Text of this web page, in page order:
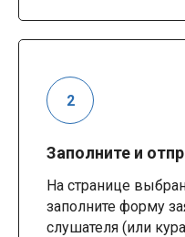
Заполните и
На странице
заполните форму
слушателя (или